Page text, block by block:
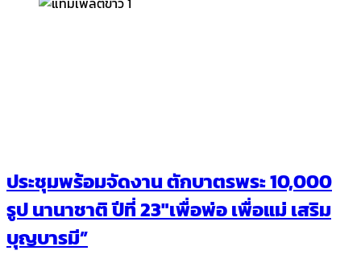
ประชุมพร้อมจัดงาน ตักบาตรพระ 10,000
รูป นานาชาติ ปีที่ 23″เพื่อพ่อ เพื่อแม่ เสริม
บุญบารมี”